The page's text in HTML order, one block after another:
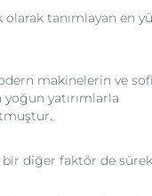
tanımlayan en
makinelerin ve
yatırımlarla
diğer faktör de